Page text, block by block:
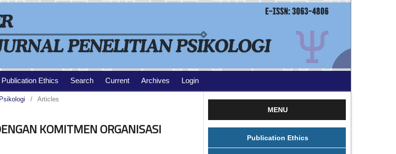
Publication Ethics Search Current Archives Login
/ Articles
KOMITMEN ORGANISASI
MENU
Publication Ethics